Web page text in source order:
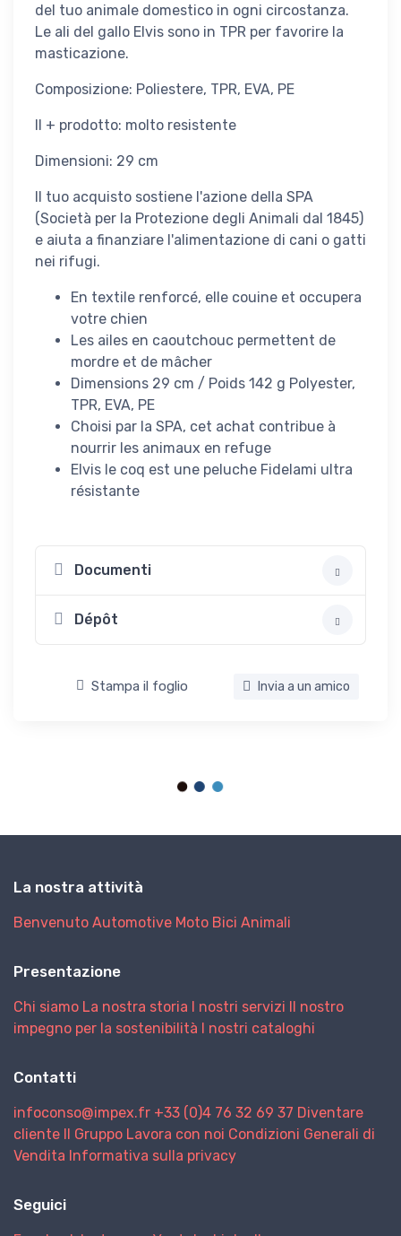
del tuo animale domestico in ogni circostanza.
Le ali del gallo Elvis sono in TPR per favorire la
masticazione.
Composizione: Poliestere, TPR, EVA, PE
Il + prodotto: molto resistente
Dimensioni: 29 cm
Il tuo acquisto sostiene l'azione della SPA
(Società per la Protezione degli Animali dal 1845)
e aiuta a finanziare l'alimentazione di cani o gatti
nei rifugi.
En textile renforcé, elle couine et occupera
votre chien
Les ailes en caoutchouc permettent de
mordre et de mâcher
Dimensions 29 cm / Poids 142 g Polyester,
TPR, EVA, PE
Choisi par la SPA, cet achat contribue à
nourrir les animaux en refuge
Elvis le coq est une peluche Fidelami ultra
résistante
Documenti
Dépôt
Stampa il foglio Invia a un amico
La nostra attività
Benvenuto Automotive Moto Bici Animali
Presentazione
Chi siamo La nostra storia I nostri servizi Il nostro
impegno per la sostenibilità I nostri cataloghi
Contatti
infoconso@impex.fr +33 (0)4 76 32 69 37 Diventare
cliente Il Gruppo Lavora con noi Condizioni Generali di
Vendita Informativa sulla privacy
Seguici